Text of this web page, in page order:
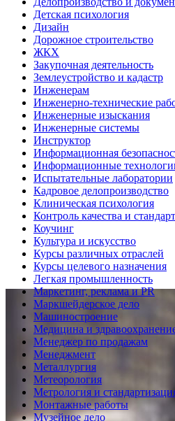
Детская психология
Дизайн
Дорожное строительство
ЖКХ
Закупочная деятельность
Землеустройство и кадастр
Инженерам
Инженерно-технические
Инженерные изыскания
Инженерные системы
Инструктор
Информационная
Информационные
Испытательные лаборатории
Кадровое делопроизводство
Клиническая психология
Контроль качества и
Коучинг
Культура и искусство
Курсы различных отраслей
Курсы целевого назначения
Легкая промышленность
Маркетинг, реклама и PR
Маркшейдерское дело
Машиностроение
Медицина и
Менеджер по продажам
Менеджмент
Металлургия
Метеорология
Метрология и
Монтажные работы
Музейное дело